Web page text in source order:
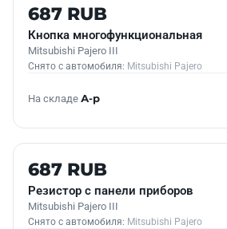
Б/У В НАЛИЧИИ
687 RUB
Кнопка многофункциональная
Mitsubishi Pajero III
Снято с автомобиля: Mitsubishi Pajero
На складе А-р
Б/У В НАЛИЧИИ
687 RUB
Резистор с панели приборов
Mitsubishi Pajero III
Снято с автомобиля: Mitsubishi Pajero